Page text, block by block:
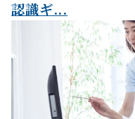
認識ギ...